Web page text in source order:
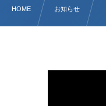
HOME お知らせ